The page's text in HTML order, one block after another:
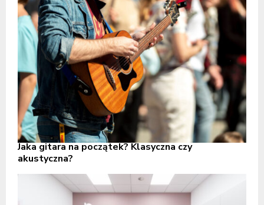
Jaka gitara na początek? Klasyczna czy
akustyczna?